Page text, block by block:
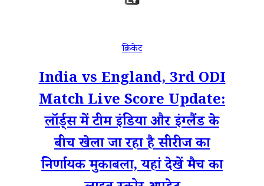
क्रिकेट
India vs England, 3rd ODI
Match Live Score Update:
लॉर्ड्स में टीम इंडिया और इंग्लैंड के
बीच खेला जा रहा है सीरीज का
निर्णायक मुकाबला, यहां देखें मैच का